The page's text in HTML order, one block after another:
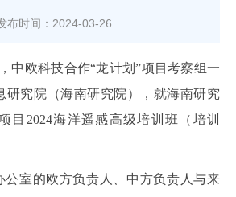
布时间：2024-03-26
中欧科技合作“龙计划”项目考察组一
研究院（海南研究院），就海南研究
目2024海洋遥感高级培训班（培训
公室的欧方负责人、中方负责人与来